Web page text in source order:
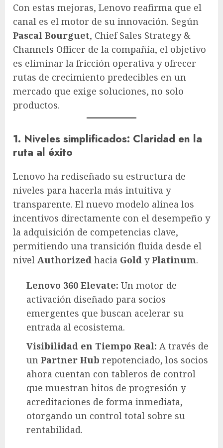
Con estas mejoras, Lenovo reafirma que el
canal es el motor de su innovación. Según
Pascal Bourguet, Chief Sales Strategy &
Channels Officer de la compañía, el objetivo
es eliminar la fricción operativa y ofrecer
rutas de crecimiento predecibles en un
mercado que exige soluciones, no solo
productos.
1. Niveles simplificados: Claridad en la
ruta al éxito
Lenovo ha rediseñado su estructura de
niveles para hacerla más intuitiva y
transparente. El nuevo modelo alinea los
incentivos directamente con el desempeño y
la adquisición de competencias clave,
permitiendo una transición fluida desde el
nivel Authorized hacia Gold yPlatinum.
Lenovo 360 Elevate: Un motor de
activación diseñado para socios
emergentes que buscan acelerar su
entrada al ecosistema.
Visibilidad en Tiempo Real: A través de
un Partner Hub repotenciado, los socios
ahora cuentan con tableros de control
que muestran hitos de progresión y
acreditaciones de forma inmediata,
otorgando un control total sobre su
rentabilidad.